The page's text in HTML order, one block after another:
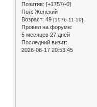
Позитив: [+1757/-0]
Пол: Женский
Возраст: 49 [1976-11-19]
Провел на форуме:
5 месяцев 27 дней
Последний визит:
2026-06-17 20:53:45